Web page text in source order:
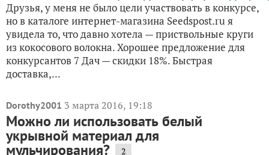
Друзья, у меня не было цели участвовать в конкурсе,
но в каталоге интернет-магазина Seedspost.ru я
увидела то, что давно хотела — приствольные круги
из кокосового волокна. Хорошее предложение для
конкурсантов 7 Дач — скидки 18%. Быстрая
доставка,...
Dorothy2001 3 марта 2016, 19:18
Можно ли использовать белый
укрывной материал для
мульчирования? 2